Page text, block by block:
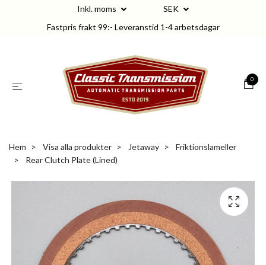
Inkl. moms
SEK
Fastpris frakt 99:- Leveranstid 1-4 arbetsdagar
0
Hem Visa alla produkter Jetaway
Friktionslameller
Rear Clutch Plate (Lined)